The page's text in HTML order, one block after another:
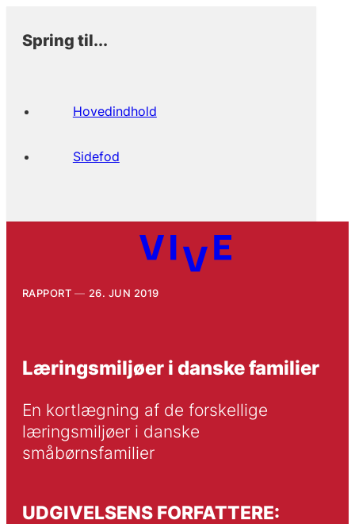
Spring til...
Hovedindhold
Sidefod
RAPPORT 26. JUN 2019
Læringsmiljøer i danske familier
En kortlægning af de forskellige
læringsmiljøer i danske
småbørnsfamilier
UDGIVELSENS FORFATTERE: